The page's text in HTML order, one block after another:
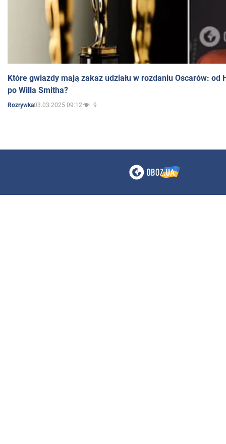
Które gwiazdy mają zakaz udziału w rozdaniu Oscarów: od
po Willa Smitha?
Rozrywka03.03.2025 09:12 9